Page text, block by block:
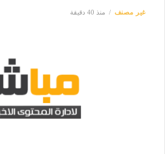
غير مصنف منذ 40 دقيقة